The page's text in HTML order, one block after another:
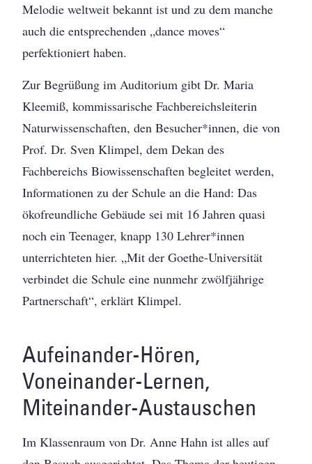
Melodie weltweit bekannt ist und zu dem manche
auch die entsprechenden „dance moves“
perfektioniert haben.
Zur Begrüßung im Auditorium gibt Dr. Maria
Kleemiß, kommissarische Fachbereichsleiterin
Naturwissenschaften, den Besucher*innen, die von
Prof. Dr. Sven Klimpel, dem Dekan des
Fachbereichs Biowissenschaften begleitet werden,
Informationen zu der Schule an die Hand: Das
ökofreundliche Gebäude sei mit 16 Jahren quasi
noch ein Teenager, knapp 130 Lehrer*innen
unterrichteten hier. „Mit der Goethe-Universität
verbindet die Schule eine nunmehr zwölfjährige
Partnerschaft“, erklärt Klimpel.
Aufeinander-Hören,
Voneinander-Lernen,
Miteinander-Austauschen
Im Klassenraum von Dr. Anne Hahn ist alles auf